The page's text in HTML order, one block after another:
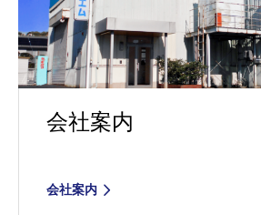
会社案内
会社案内